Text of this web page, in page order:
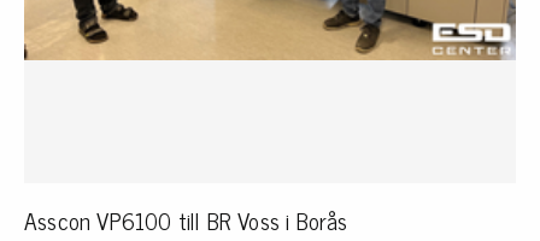
Asscon VP6100 till BR Voss i Borås